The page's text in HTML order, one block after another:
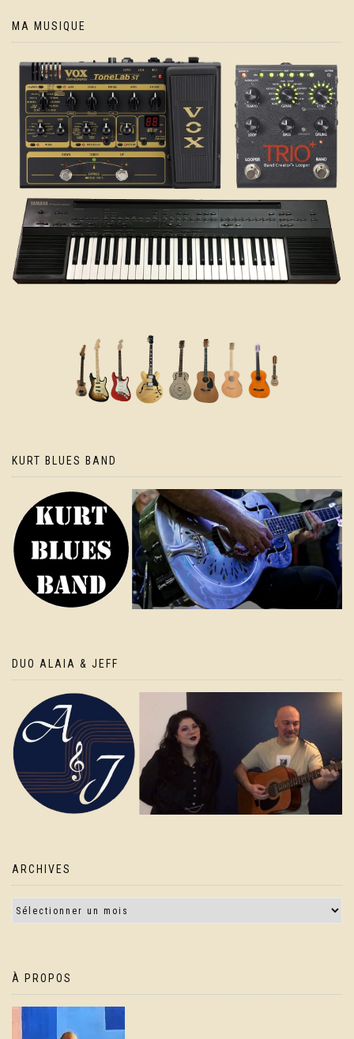
MA MUSIQUE
KURT BLUES BAND
DUO ALAIA & JEFF
ARCHIVES
À PROPOS